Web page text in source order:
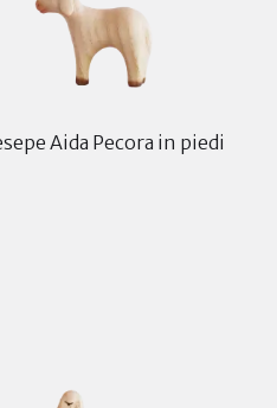
Aida Pecora in piedi